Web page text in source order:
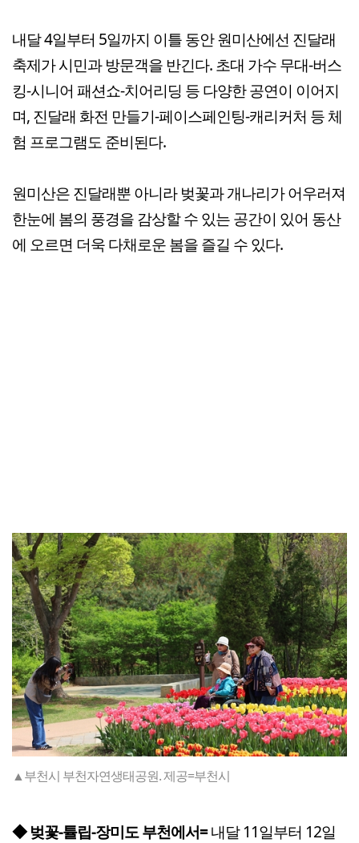
내달 4일부터 5일까지 이틀 동안 원미산에선 진달래
축제가 시민과 방문객을 반긴다. 초대 가수 무대-버스
킹-시니어 패션쇼-치어리딩 등 다양한 공연이 이어지
며, 진달래 화전 만들기-페이스페인팅-캐리커처 등 체
험 프로그램도 준비된다.
원미산은 진달래뿐 아니라 벚꽃과 개나리가 어우러져
한눈에 봄의 풍경을 감상할 수 있는 공간이 있어 동산
에 오르면 더욱 다채로운 봄을 즐길 수 있다.
▲부천시 부천자연생태공원. 제공=부천시
◆ 벚꽃-튤립-장미도 부천에서=내달 11일부터 12일